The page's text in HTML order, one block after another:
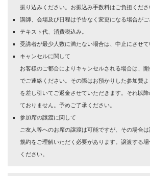
振り込みください。 お振込み手数料はご負担くださ
講師、会場及び日程は予告なく変更になる場合がご
テキスト代、消費税込み。
受講者が最少人数に満たない場合は、中止にさせて
キャンセルに関して
お客様のご都合によりキャンセルされる場合は、
でご連絡ください。 その際はお預かりした参加費
を差し引いてご返金させていただきます。 それ以
ておりません。予めご了承ください。
参加席の譲渡に関して
ご友人等へのお席の譲渡は可能ですが、その場合
規約をご理解いただく必要があります。譲渡する
ください。